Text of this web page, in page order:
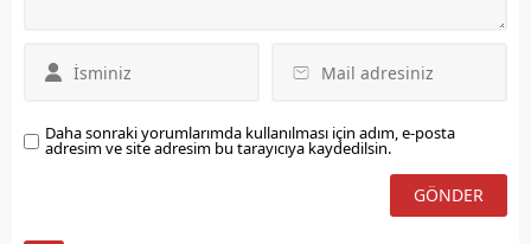
Daha sonraki yorumlarımda kullanılması için adım, e-posta
adresim ve site adresim bu tarayıcıya kaydedilsin.